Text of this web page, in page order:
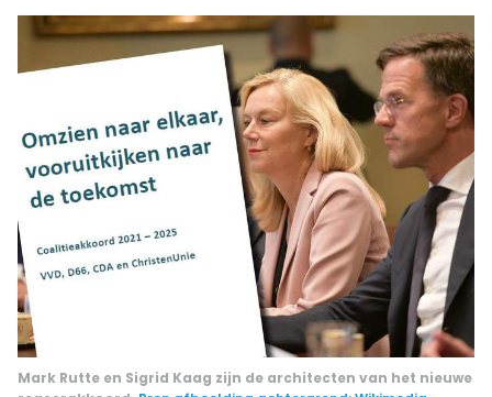
Mark Rutte en Sigrid Kaag zijn de architecten van het nieuwe